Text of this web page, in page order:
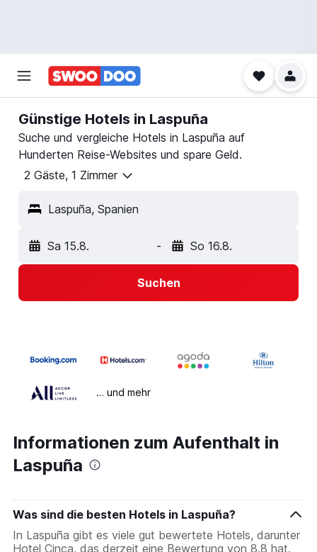
Günstige Hotels in Laspuña
Suche und vergleiche Hotels in Laspuña auf
Hunderten Reise-Websites und spare Geld.
2 Gäste, 1 Zimmer
Laspuña, Spanien
Sa 15.8. - So 16.8.
Suchen
… und mehr
Informationen zum Aufenthalt in
Laspuña
Was sind die besten Hotels in Laspuña?
In Laspuña gibt es viele gut bewertete Hotels, darunter
Hotel Cinca, das derzeit eine Bewertung von 8.8 hat.